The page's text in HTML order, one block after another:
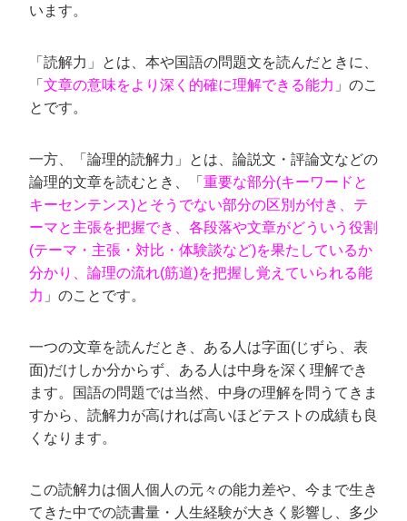
います。
「読解力」とは、本や国語の問題文を読んだときに、
「 文章の意味をより深く的確に理解できる能力 」のこ
とです。
一方、「論理的読解力」とは、論説文・評論文などの
論理的文章を読むとき、「 重要な部分(キーワードと
キーセンテンス)とそうでない部分の区別が付き、テ
ーマと主張を把握でき、各段落や文章がどういう役割
(テーマ・主張・対比・体験談など)を果たしているか
分かり、論理の流れ(筋道)を把握し覚えていられる能
力 」のことです。
一つの文章を読んだとき、ある人は字面(じずら、表
面)だけしか分からず、ある人は中身を深く理解でき
ます。国語の問題では当然、中身の理解を問うてきま
すから、読解力が高ければ高いほどテストの成績も良
くなります。
この読解力は個人個人の元々の能力差や、今まで生き
てきた中での読書量・人生経験が大きく影響し、多少